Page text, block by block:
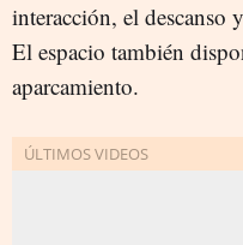
interacción, el descanso
El espacio también
aparcamiento.